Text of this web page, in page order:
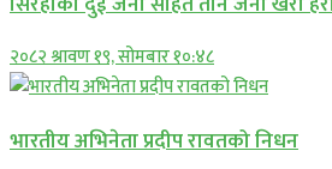
२०८२ श्रावण १९, सोमबार १०:४८
भारतीय अभिनेता प्रदीप रावतको निधन